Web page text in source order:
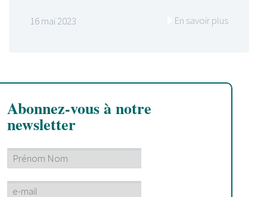
16 mai 2023 En savoir plus
Abonnez-vous à notre
newsletter